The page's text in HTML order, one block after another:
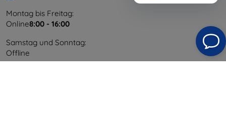
Montag bis Freitag:
Online8:00 - 16:00
Samstag und Sonntag:
Offline